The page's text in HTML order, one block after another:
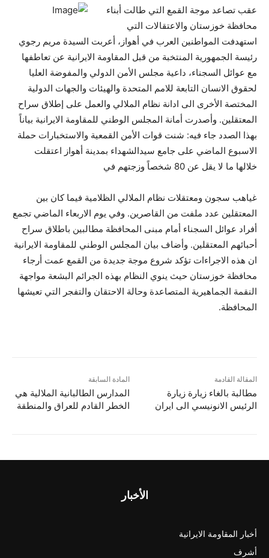
عقب تصاعد موجة القمع التي طالت أبناء
محافظة خوزستان والاعتقالات التي
استهدفت المواطنين العرب في أهواز، أعربت السيدة مريم رجوي
رئيسة الجمهورية المنتخبة من قبل المقاومة الايرانية عن تعاطفها
مع عوائل السجناء، داعية مجلس الأمن الدولي والمفوضة العليا
لحقوق الانسان التابعة للامم المتحدة والهيئات والجهات الدولية
المختصة الأخرى الى ادانة نظام الملالي والعمل على إطلاق سراح
المعتقلين. وأصدرت أمانة المجلس الوطني للمقاومة الايرانية بياناً
بهذا الصدد جاء فيه: شنت قوات الأمن القمعية والاستخبارات حملة
الاسبوع الماضي على جامع سيدالشهداء بمدينة أهواز اعتقلت
خلالها ما لا يقل عن 80 شخصاً وزجتهم في
غياهب سجون ومعتقلات نظام الملالي الظلامية فيما كان بين
المعتقلين عدد ملفت من القاصرين. وفي يوم الاربعاء الماضي تجمع
أفراد عوائل السجناء أمام مبنى المحافظة مطالبين باطلاق سراح
أحبائهم المعتقلين. وأضاف بيان المجلس الوطني للمقاومة الايرانية
ان هذه الاجراءات تؤكد شروع موجة جديدة من القمع عمت أرجاء
محافظة خوزستان حيث ينوي النظام بهذه الجرائم البشعة مواجهة
النقمة الجماهيرية المتصاعدة وحالة الاحتقان والتفجر التي تعيشها
المحافظة.
المادة السابقة
المدارس الطالبانية الملالية هي
الخطر القادم للعراق والمنطقة
المقالة القادمة
مطالبة بالغاء زيارة زيارة
الرئيس الانونيسي الى ايران
الأخبار
أخبار المقاومة الايرانية
أشرف